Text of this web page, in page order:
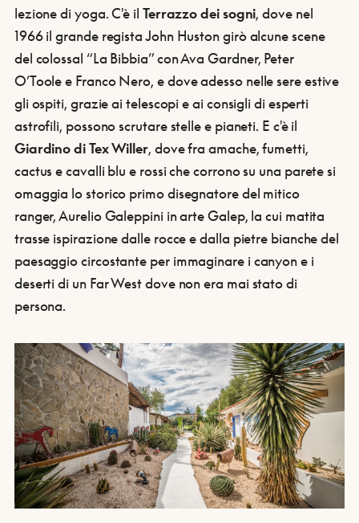
lezione di yoga. C'è il Terrazzo dei sogni, dove nel
1966 il grande regista John Huston girò alcune scene
del colossal “La Bibbia” con Ava Gardner, Peter
O’Toole e Franco Nero, e dove adesso nelle sere estive
gli ospiti, grazie ai telescopi e ai consigli di esperti
astrofili, possono scrutare stelle e pianeti. E c'è il
Giardino di Tex Willer, dove fra amache, fumetti,
cactus e cavalli blu e rossi che corrono su una parete si
omaggia lo storico primo disegnatore del mitico
ranger, Aurelio Galeppini in arte Galep, la cui matita
trasse ispirazione dalle rocce e dalla pietre bianche del
paesaggio circostante per immaginare i canyon e i
deserti di un Far West dove non era mai stato di
persona.